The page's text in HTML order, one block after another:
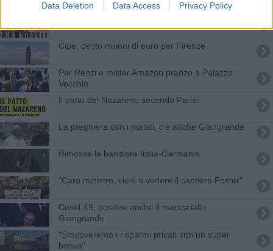
Data Deletion Data Access Privacy Policy
Cipe, cento milioni di euro per Firenze
Per Renzi e mister Amazon pranzo a Palazzo
Vecchio
Il patto del Nazareno secondo Parisi
La preghiera con i malati, c'è anche Giangrande
Rimosse le bandiere Italia-Germania
"Caro ministro, vieni a vedere il cantiere Foster"
Covid-19, positivo anche il maresciallo
Giangrande
"Smuoveremo i risparmi privati con un super
bonus"